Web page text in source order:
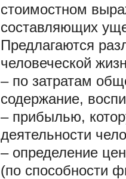
стоимостном
составляющих
Предлагаются
человеческой
– по затратам
содержание,
– прибылью,
деятельности
– определение
(по способности